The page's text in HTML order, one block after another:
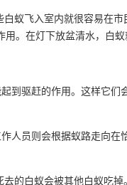
蚁飞入室内就很容易在
。在灯下放盆清水，白蚁
到驱赶的作用。这样它们
人员则会根据蚁路走向在
的白蚁会被其他白蚁吃